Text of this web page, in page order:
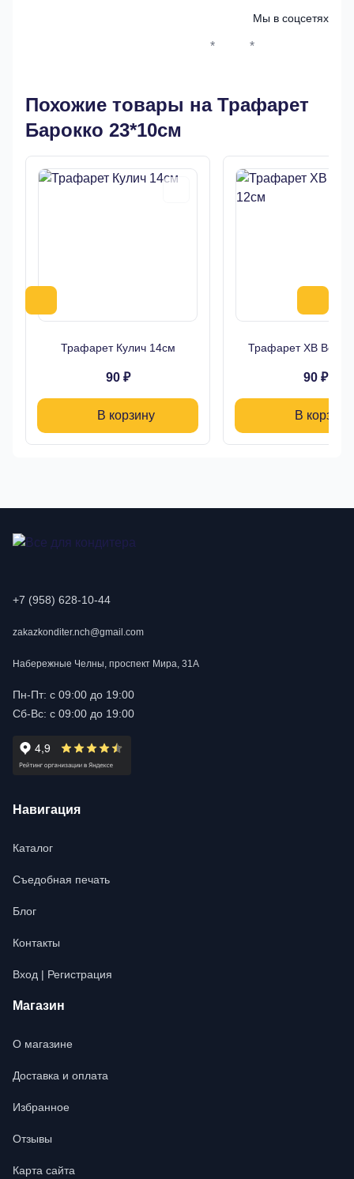
Мы в соцсетях
* *
Похожие товары на Трафарет
Барокко 23*10см
Трафарет Кулич 14см
90 ₽
В корзину
Трафарет ХВ
90 ₽
В корзину
+7 (958) 628-10-44
zakazkonditer.nch@gmail.com
Набережные Челны, проспект Мира, 31А
Пн-Пт: с 09:00 до 19:00
Сб-Вс: с 09:00 до 19:00
Навигация
Каталог
Съедобная печать
Блог
Контакты
Вход | Регистрация
Магазин
О магазине
Доставка и оплата
Избранное
Отзывы
Карта сайта